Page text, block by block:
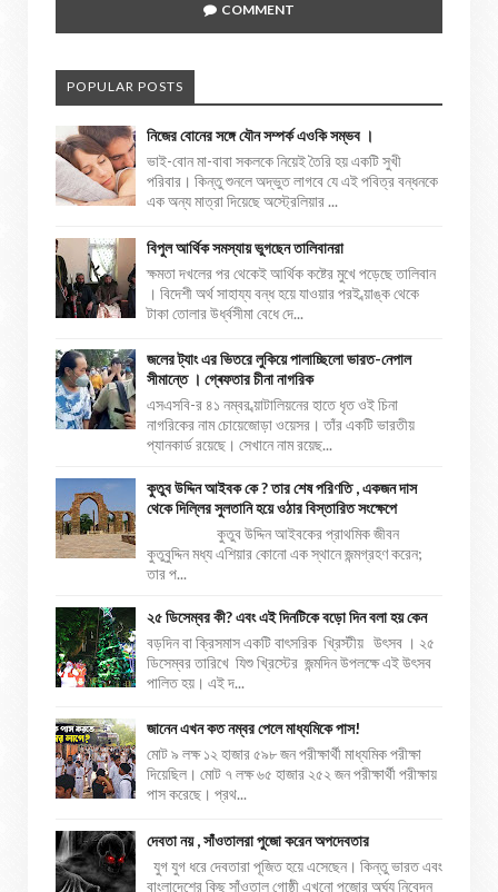
COMMENT
POPULAR POSTS
নিজের বোনের সঙ্গে যৌন সম্পর্ক এওকি সম্ভব ।
ভাই-বোন মা-বাবা সকলকে নিয়েই তৈরি হয় একটি সুখী
পরিবার। কিন্তু শুনলে অদ্ভুত লাগবে যে এই পবিত্র বন্ধনকে
এক অন্য মাত্রা দিয়েছে অস্ট্রেলিয়ার ...
বিপুল আর্থিক সমস্যায় ভুগছেন তালিবানরা
ক্ষমতা দখলের পর থেকেই আর্থিক কষ্টের মুখে পড়েছে তালিবান
। বিদেশী অর্থ সাহায্য বন্ধ হয়ে যাওয়ার পরই ব্য়াঙ্ক থেকে
টাকা তোলার উর্ধ্বসীমা বেধে দে...
জলের ট্যাং এর ভিতরে লুকিয়ে পালাচ্ছিলো ভারত-নেপাল
সীমান্তে । গ্ৰেফতার চীনা নাগরিক
এসএসবি-র ৪১ নম্বর ব্য়াটালিয়নের হাতে ধৃত ওই চিনা
নাগরিকের নাম চোয়েজোড়া ওয়েসর। তাঁর একটি ভারতীয়
প্যানকার্ড রয়েছে। সেখানে নাম রয়েছ...
কুতুব উদ্দিন আইবক কে ? তার শেষ পরিণতি , একজন দাস
থেকে দিল্লির সুলতানি হয়ে ওঠার বিস্তারিত সংক্ষেপে
কুতুব উদ্দিন আইবকের প্রাথমিক জীবন
কুতুবুদ্দিন মধ্য এশিয়ার কোনো এক স্থানে জন্মগ্রহণ করেন;
তার প...
২৫ ডিসেম্বর কী? এবং এই দিনটিকে বড়ো দিন বলা হয় কেন
বড়দিন বা ক্রিসমাস একটি বাৎসরিক খ্রিস্টীয় উৎসব । ২৫
ডিসেম্বর তারিখে যিশু খ্রিস্টের জন্মদিন উপলক্ষে এই উৎসব
পালিত হয়। এই দ...
জানেন এখন কত নম্বর পেলে মাধ্যমিকে পাস!
মোট ৯ লক্ষ ১২ হাজার ৫৯৮ জন পরীক্ষার্থী মাধ্যমিক পরীক্ষা
দিয়েছিল। মোট ৭ লক্ষ ৬৫ হাজার ২৫২ জন পরীক্ষার্থী পরীক্ষায়
পাস করেছে। প্রথ...
দেবতা নয় , সাঁওতালরা পুজো করেন অপদেবতার
যুগ যুগ ধরে দেবতারা পূজিত হয়ে এসেছেন। কিন্তু ভারত এবং
বাংলাদেশের কিছু সাঁওতাল গোষ্ঠী এখনো পুজোর অর্ঘ্য নিবেদন